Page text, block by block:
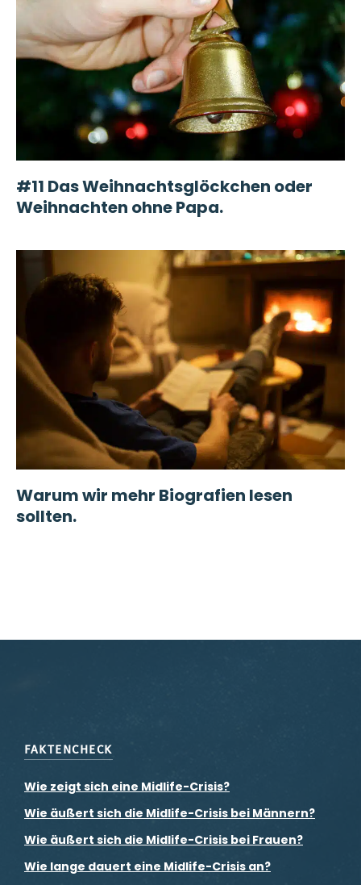
#11 Das Weihnachtsglöckchen oder
Weihnachten ohne Papa.
Warum wir mehr Biografien lesen
sollten.
FAKTENCHECK
Wie zeigt sich eine Midlife-Crisis?
Wie äußert sich die Midlife-Crisis bei Männern?
Wie äußert sich die Midlife-Crisis bei Frauen?
Wie lange dauert eine Midlife-Crisis an?